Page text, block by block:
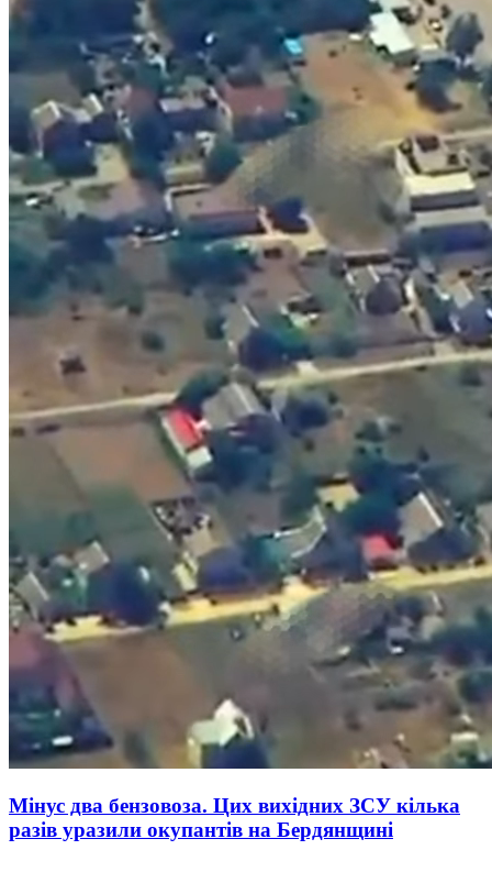
Мінус два бензовоза. Цих вихідних ЗСУ кілька
разів уразили окупантів на Бердянщині